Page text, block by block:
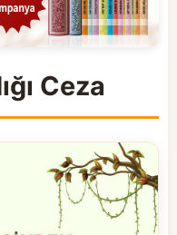
Ceza